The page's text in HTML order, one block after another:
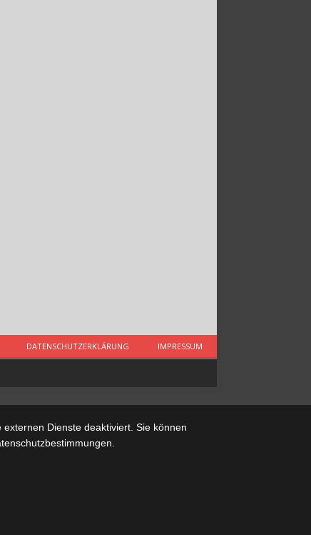
DATENSCHUTZERKLÄRUNG IMPRESSUM
Dienste deaktiviert. Sie können